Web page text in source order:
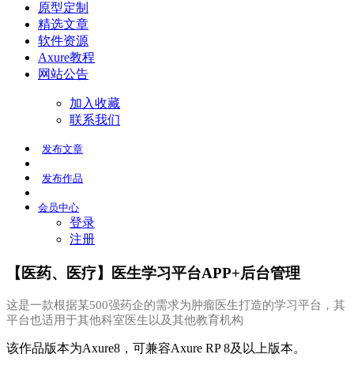
原型定制
精选文章
软件资源
Axure教程
网站公告
加入收藏
联系我们
发布文章
发布作品
会员中心
登录
注册
【医药、医疗】医生学习平台APP+后台管理
这是一款根据某500强药企的需求为肿瘤医生打造的学习平台，其
平台也适用于其他科室医生以及其他教育机构
该作品版本为Axure8，可兼容Axure RP 8及以上版本。